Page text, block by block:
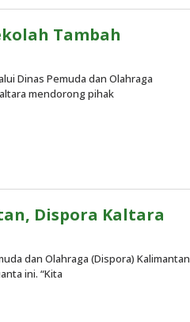
Tambah
Dinas Pemuda dan Olahraga
mendorong pihak
Dispora Kaltara
dan Olahraga (Dispora) Kalimantan
ini. “Kita